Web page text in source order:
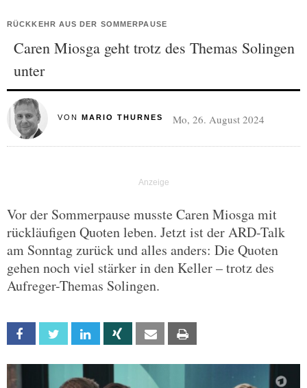
RÜCKKEHR AUS DER SOMMERPAUSE
Caren Miosga geht trotz des Themas Solingen
unter
VON MARIO THURNES Mo, 26. August 2024
Vor der Sommerpause musste Caren Miosga mit
rückläufigen Quoten leben. Jetzt ist der ARD-Talk
am Sonntag zurück und alles anders: Die Quoten
gehen noch viel stärker in den Keller – trotz des
Aufreger-Themas Solingen.
Facebook Twitter Linkedin Xing Email